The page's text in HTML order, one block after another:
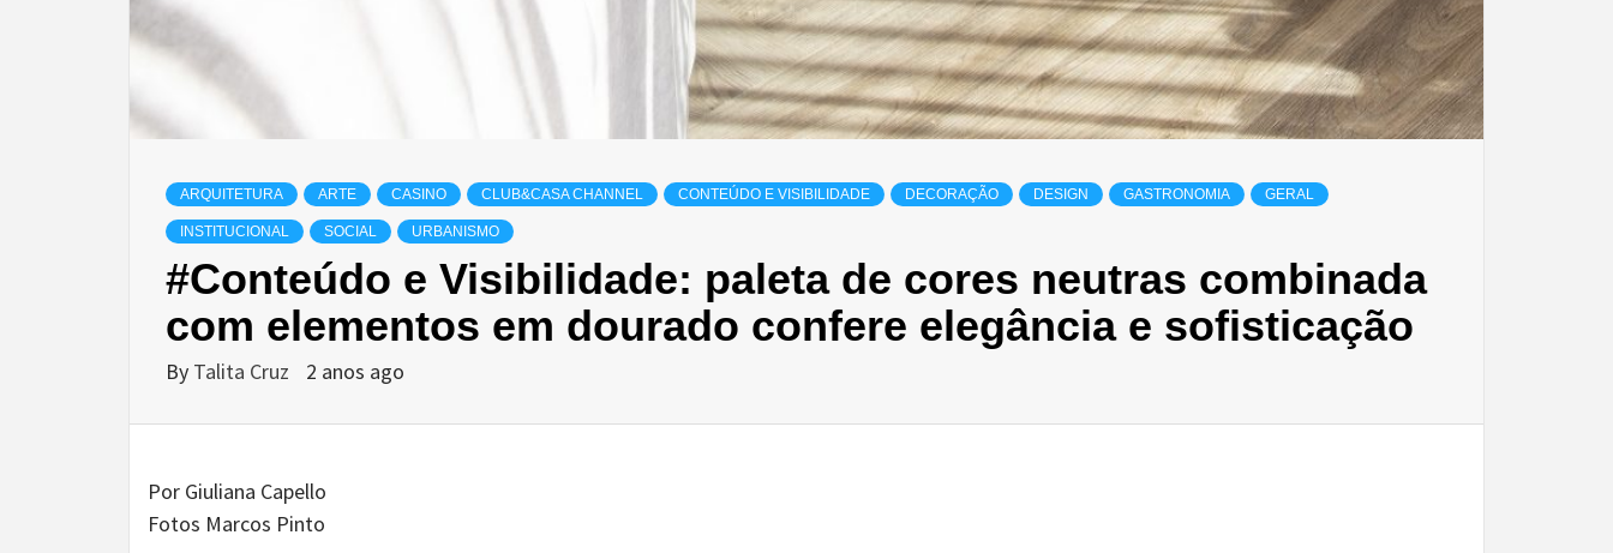
ARQUITETURA ARTE CASINO CLUB&CASA CHANNEL CONTEÚDO E VISIBILIDADE DECORAÇÃO DESIGN GASTRONOMIA GERAL
INSTITUCIONAL SOCIAL URBANISMO
#Conteúdo e Visibilidade: paleta de cores neutras combinada
com elementos em dourado confere elegância e sofisticação
By Talita Cruz 2 anos ago
Por Giuliana Capello
Fotos Marcos Pinto